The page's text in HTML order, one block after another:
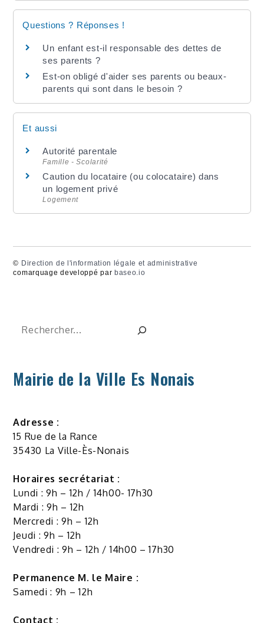
Questions ? Réponses !
Un enfant est-il responsable des dettes de
ses parents ?
Est-on obligé d'aider ses parents ou beaux-
parents qui sont dans le besoin ?
Et aussi
Autorité parentale
Famille - Scolarité
Caution du locataire (ou colocataire) dans
un logement privé
Logement
© Direction de l'information légale et administrative
comarquage developpé par baseo.io
Rechercher
Mairie de la Ville Es Nonais
Adresse :
15 Rue de la Rance
35430 La Ville-Ès-Nonais
Horaires secrétariat :
Lundi : 9h – 12h / 14h00- 17h30
Mardi : 9h – 12h
Mercredi : 9h – 12h
Jeudi : 9h – 12h
Vendredi : 9h – 12h / 14h00 – 17h30
Permanence M. le Maire :
Samedi : 9h – 12h
Contact :